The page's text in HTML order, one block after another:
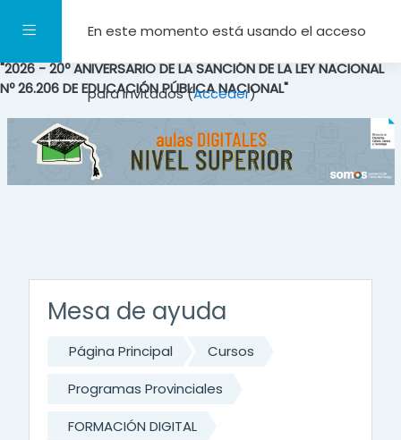
Panel lateralEn este momento está usando el acceso
para invitados (Acceder)
"2026 - 20º ANIVERSARIO DE LA SANCIÓN DE LA LEY NACIONAL
Nº 26.206 DE EDUCACIÓN PÚBLICA NACIONAL"
Mesa de ayuda
Página Principal
Cursos
Programas Provinciales
FORMACIÓN DIGITAL